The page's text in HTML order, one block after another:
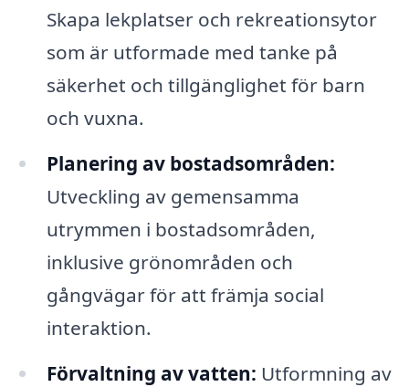
Skapa lekplatser och rekreationsytor
som är utformade med tanke på
säkerhet och tillgänglighet för barn
och vuxna.
Planering av bostadsområden:
Utveckling av gemensamma
utrymmen i bostadsområden,
inklusive grönområden och
gångvägar för att främja social
interaktion.
Förvaltning av vatten: Utformning av